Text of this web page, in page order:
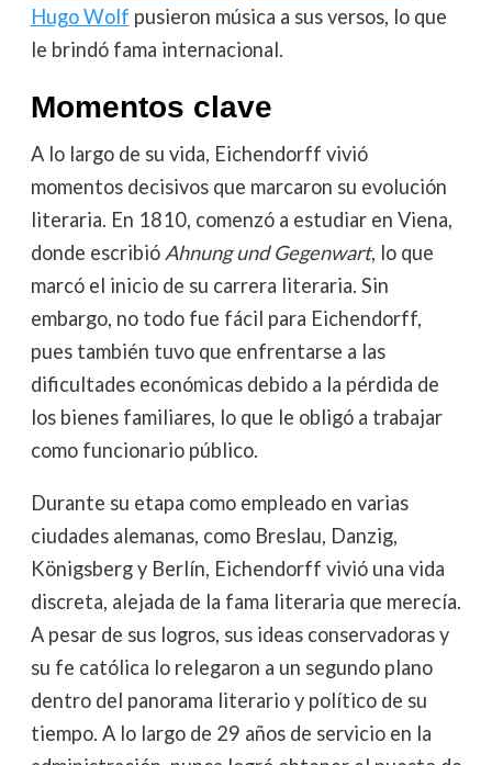
Hugo Wolf pusieron música a sus versos, lo que
le brindó fama internacional.
Momentos clave
A lo largo de su vida, Eichendorff vivió
momentos decisivos que marcaron su evolución
literaria. En 1810, comenzó a estudiar en Viena,
donde escribió Ahnung und Gegenwart, lo que
marcó el inicio de su carrera literaria. Sin
embargo, no todo fue fácil para Eichendorff,
pues también tuvo que enfrentarse a las
dificultades económicas debido a la pérdida de
los bienes familiares, lo que le obligó a trabajar
como funcionario público.
Durante su etapa como empleado en varias
ciudades alemanas, como Breslau, Danzig,
Königsberg y Berlín, Eichendorff vivió una vida
discreta, alejada de la fama literaria que merecía.
A pesar de sus logros, sus ideas conservadoras y
su fe católica lo relegaron a un segundo plano
dentro del panorama literario y político de su
tiempo. A lo largo de 29 años de servicio en la